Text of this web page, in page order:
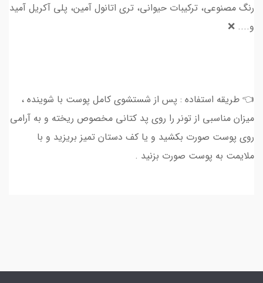
رنگ مصنوعی، ترکیبات حیوانی، تری اتانول آمین، پلی آکریل آمید
و.... ❌
👈 طریقه استفاده : پس از شستشوی کامل پوست با شوینده ،
میزان مناسبی از تونر را روی پد کتانی مخصوص ریخته و به آرامی
روی پوست صورت بکشید و یا کف دستان تمیز بریزید و با
ملایمت به پوست صورت بزنید .